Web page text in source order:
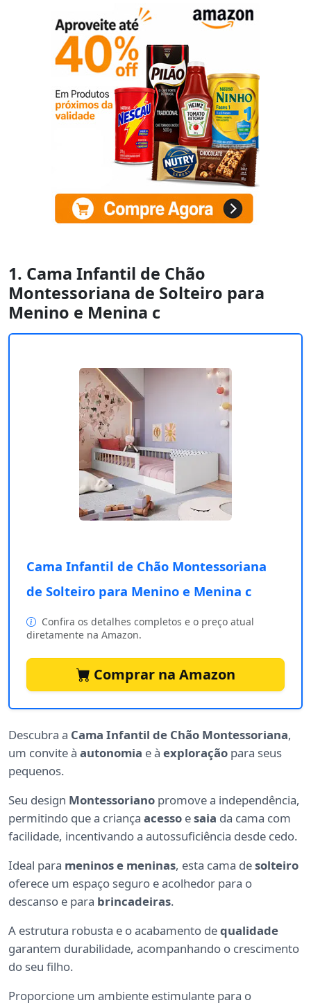
1. Cama Infantil de Chão
Montessoriana de Solteiro para
Menino e Menina c
Cama Infantil de Chão Montessoriana
de Solteiro para Menino e Menina c
Confira os detalhes completos e o preço atual
diretamente na Amazon.
Comprar na Amazon
Descubra a Cama Infantil de Chão Montessoriana,
um convite à autonomia e à exploração para seus
pequenos.
Seu design Montessoriano promove a independência,
permitindo que a criança acesso esaia da cama com
facilidade, incentivando a autossuficiência desde cedo.
Ideal para meninos e meninas, esta cama desolteiro
oferece um espaço seguro e acolhedor para o
descanso e para brincadeiras.
A estrutura robusta e o acabamento dequalidade
garantem durabilidade, acompanhando o crescimento
do seu filho.
Proporcione um ambiente estimulante para o